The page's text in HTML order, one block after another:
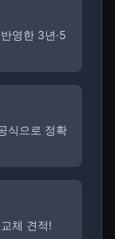
영한 3년·5
식으로 정확
체 견적!